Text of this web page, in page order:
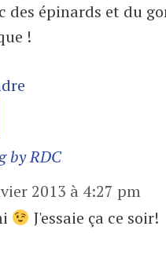
des épinards et du
!
by RDC
2013 à 4:27 pm
J'essaie ça ce soir!